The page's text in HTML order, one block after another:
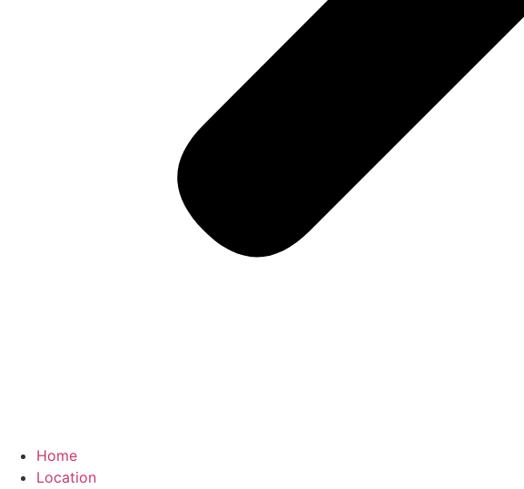
Home
Location